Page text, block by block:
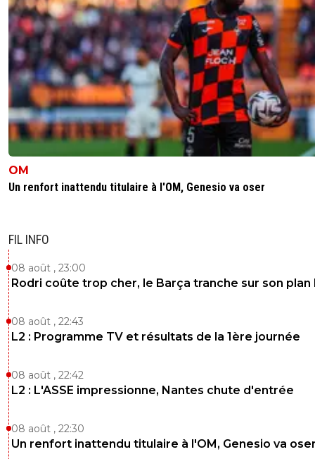
OM
Un renfort inattendu titulaire à l'OM, Genesio va oser
FIL INFO
08 août , 23:00
Rodri coûte trop cher, le Barça tranche sur son plan
08 août , 22:43
L2 : Programme TV et résultats de la 1ère journée
08 août , 22:42
L2 : L'ASSE impressionne, Nantes chute d'entrée
08 août , 22:30
Un renfort inattendu titulaire à l'OM, Genesio va